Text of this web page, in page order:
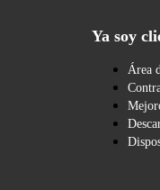
Ya soy
Área